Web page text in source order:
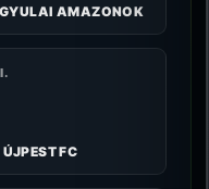
GYULAI AMAZONOK
ÚJPEST FC